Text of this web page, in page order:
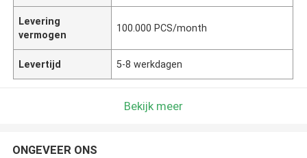
Levering
vermogen
100.000 PCS/month
Levertijd 5-8 werkdagen
Bekijk meer
ONGEVEER ONS